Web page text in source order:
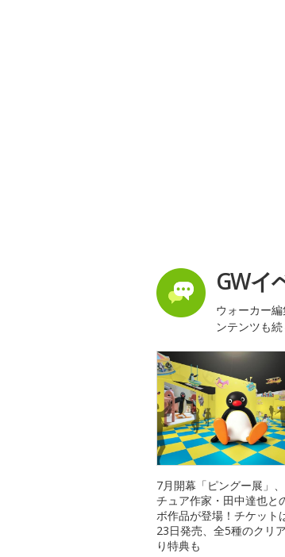
GWイ
ウォーカー
ンテンツも続
7月開幕「ピングー展」
チュア作家・田中達也と
ボ作品が登場！チケット
23日発売、全5種のクリ
り特典も